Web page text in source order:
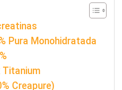
Pura Monohidratada
Titanium
Creapure)